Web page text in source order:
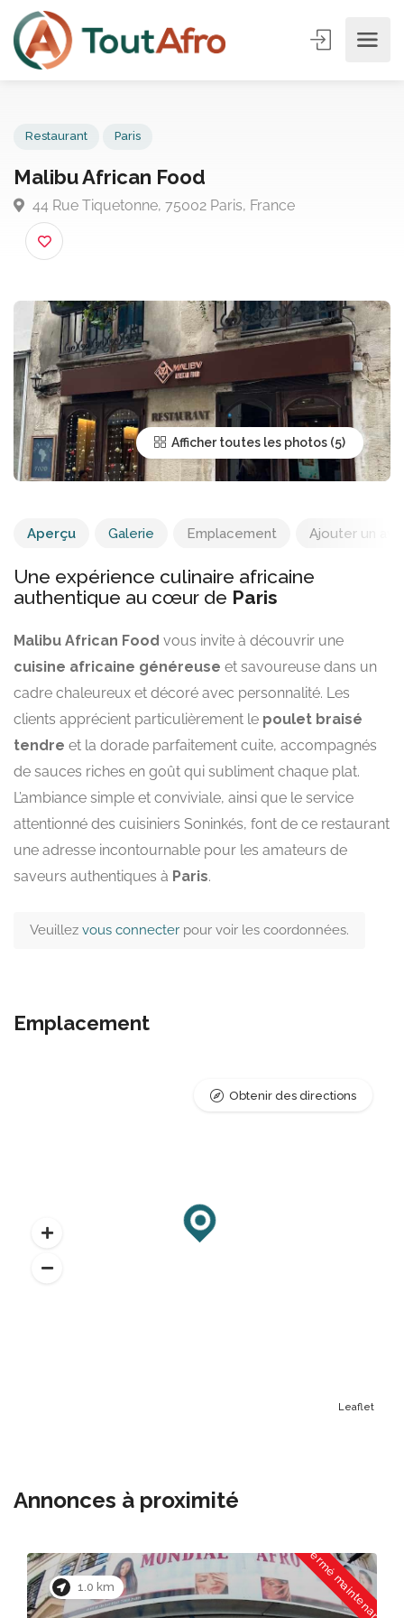
Malibu African Food
44 Rue Tiquetonne, 75002 Paris, France
Afficher toutes les photos
Aperçu Galerie Emplacement Ajouter un avis
Une expérience culinaire africaine
authentique au cœur de Paris
Malibu African Food vous invite à découvrir une
cuisine africaine généreuse et savoureuse dans un
cadre chaleureux et décoré avec personnalité. Les
clients apprécient particulièrement le poulet braisé
tendre et la dorade parfaitement cuite, accompagnés
de sauces riches en goût qui subliment chaque plat.
L’ambiance simple et conviviale, ainsi que le service
attentionné des cuisiniers Soninkés, font de ce restaurant
une adresse incontournable pour les amateurs de
saveurs authentiques à Paris.
Veuillez vous connecter pour voir les coordonnées.
Emplacement
Leaflet
Obtenir des directions
Annonces à proximité
Fermé maintenant 1.2 km